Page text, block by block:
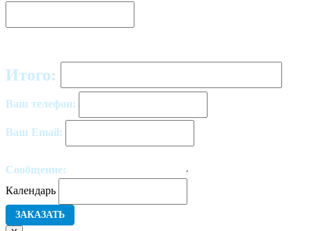
Итого:
Ваш телефон:
Ваш Email:
Сообщение:
Календарь